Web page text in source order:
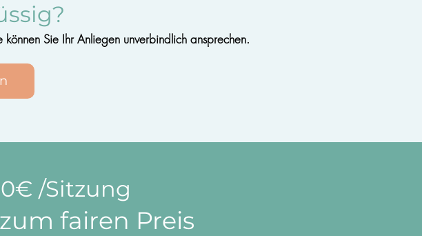
Sie Ihr Anliegen unverbindlich ansprechen.
€ /Sitzung
fairen Preis